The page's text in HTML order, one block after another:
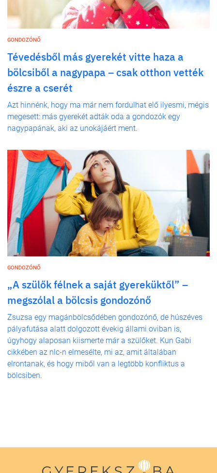
GONDOZÓNŐ
Tévedésből más gyerekét vitte haza a
bölcsiből a nagypapa – csak otthon vették
észre a cserét
Azt hinnénk, hogy ma már nem fordulhat elő ilyesmi, mégis
megesett: más gyerekét adták oda a gondozók egy
nagypapának, aki az unokájáért ment.
GONDOZÓNŐ
„A szülők félnek a saját gyereküktől” –
megszólal a bölcsis gondozónő
Zsuzsa egy magánbölcsődében gondozónő, de húszéves
pályafutása alatt dolgozott évekig állami oviban is,
úgyhogy alaposan kiismerte már a szülőket. Kun Gabi
cikkében az nlc-n elmesélte, mi az, amit általában
elrontanak, és hogy miből van a legtöbb konfliktus a
bölcsiben.